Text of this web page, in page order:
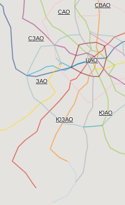
ЦАО
ЮЗАО
ЮАО
СВАО
САО
СЗАО
ЗАО